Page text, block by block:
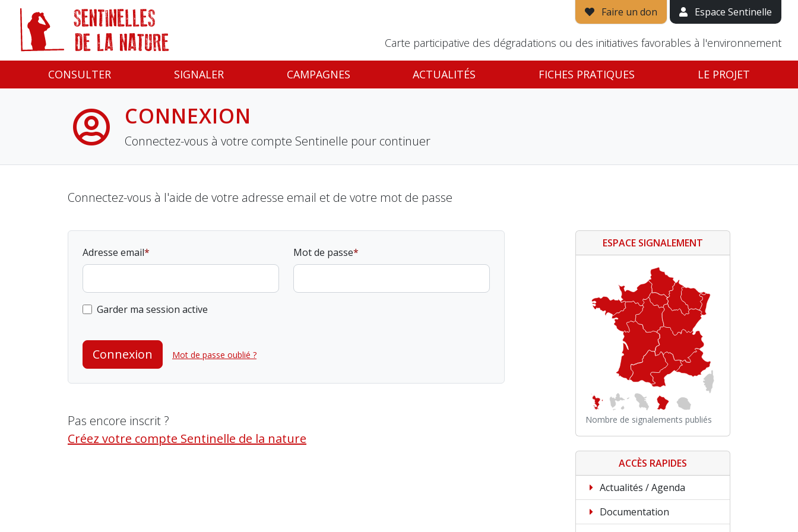
Faire un don Espace Sentinelle
Carte participative des dégradations ou des initiatives favorables à l'environnement
CONSULTER SIGNALER CAMPAGNES ACTUALITÉS FICHES PRATIQUES LE PROJET
CONNEXION
Connectez-vous à votre compte Sentinelle pour continuer
Connectez-vous à l'aide de votre adresse email et de votre mot de passe
Adresse email Mot de passe
Garder ma session active
Connexion Mot de passe oublié ?
Pas encore inscrit ?
Créez votre compte Sentinelle de la nature
ESPACE SIGNALEMENT
Nombre de signalements publiés
ACCÈS RAPIDES
Actualités / Agenda
Documentation
Panneau de gestion des cookies